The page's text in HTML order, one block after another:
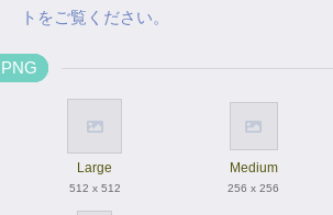
トをご覧ください。
PNG
Large
512 x 512
Medium
256 x 256